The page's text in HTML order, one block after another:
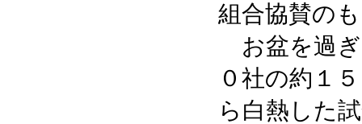
組合協賛の
お盆を過ぎ
０社の約１
ら白熱した